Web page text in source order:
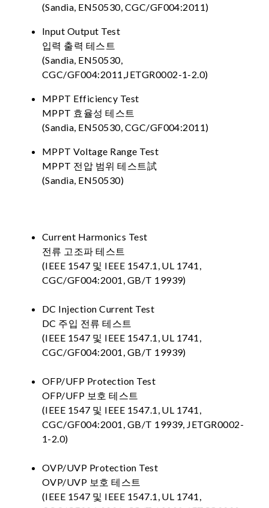
(Sandia, EN50530, CGC/GF004:2011)
Input Output Test
입력 출력 테스트
(Sandia, EN50530,
CGC/GF004:2011,JETGR0002-1-2.0)
MPPT Efficiency Test
MPPT 효율성 테스트
(Sandia, EN50530, CGC/GF004:2011)
MPPT Voltage Range Test
MPPT 전압 범위 테스트試
(Sandia, EN50530)
Current Harmonics Test
전류 고조파 테스트
(IEEE 1547 및 IEEE 1547.1, UL 1741,
CGC/GF004:2001, GB/T 19939)
DC Injection Current Test
DC 주입 전류 테스트
(IEEE 1547 및 IEEE 1547.1, UL 1741,
CGC/GF004:2001, GB/T 19939)
OFP/UFP Protection Test
OFP/UFP 보호 테스트
(IEEE 1547 및 IEEE 1547.1, UL 1741,
CGC/GF004:2001, GB/T 19939, JETGR0002-
1-2.0)
OVP/UVP Protection Test
OVP/UVP 보호 테스트
(IEEE 1547 및 IEEE 1547.1, UL 1741,